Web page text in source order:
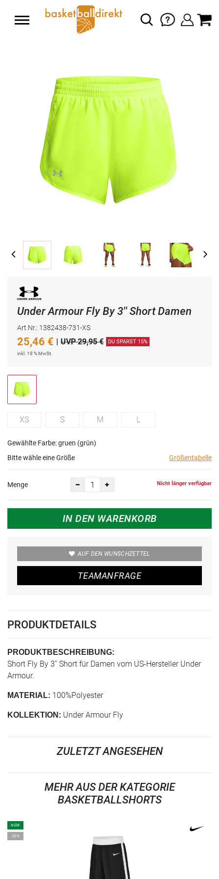
Under Armour Fly By 3'' Short Damen
Art.Nr.: 1382438-731-XS
25,46 € | UVP 29,95 € DU SPARST 15%
inkl. 19 % MwSt.
XS S M L
Gewählte Farbe: gruen (grün)
Bitte wähle eine Größe
Größentabelle
Menge Nicht länger verfügbar
IN DEN WARENKORB
AUF DEN WUNSCHZETTEL
TEAMANFRAGE
PRODUKTDETAILS
PRODUKTBESCHREIBUNG:
Short Fly By 3'' Short für Damen vom US-Hersteller Under
Armour.
MATERIAL: 100%Polyester
KOLLEKTION: Under Armour Fly
ZULETZT ANGESEHEN
MEHR AUS DER KATEGORIE
BASKETBALLSHORTS
NEW
-20%